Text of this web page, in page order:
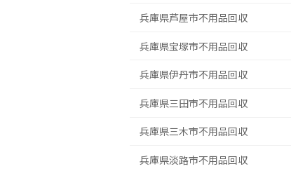
兵庫県芦屋市不用品回収
兵庫県宝塚市不用品回収
兵庫県伊丹市不用品回収
兵庫県三田市不用品回収
兵庫県三木市不用品回収
兵庫県淡路市不用品回収